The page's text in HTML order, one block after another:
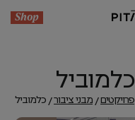
Shop
כלמוביל
פרויקטים מבני ציבור כלמוביל